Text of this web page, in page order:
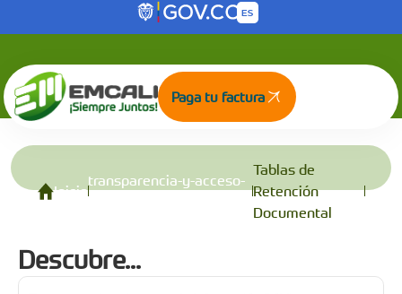
Saltar al contenido principal
Tablas de Retención Documental
Paga tu factura
Inicio
transparencia-y-acceso-
a-la-informacion-publica
Tablas de
Retención
Documental
Descubre...